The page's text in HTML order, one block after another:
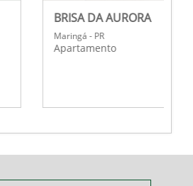
BRISA DA AURORA
Apartamento